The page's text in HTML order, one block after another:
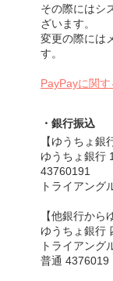
その際にはシ
ざいます。
変更の際には
す。
PayPayに関
・銀行振込
【ゆうちょ銀
ゆうちょ銀行
43760191
トライアング
【他銀行から
ゆうちょ銀行
トライアング
普通 4376019